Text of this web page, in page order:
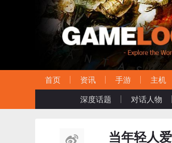
首页 资讯 手游 主机
深度话题
对话人物
当年轻人